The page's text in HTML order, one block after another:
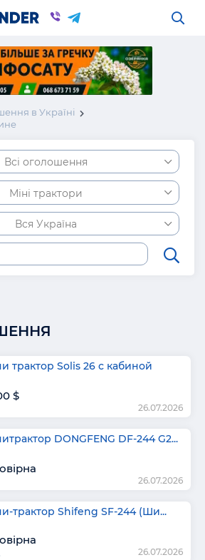
в Україні
Всі оголошення
Міні трактори
Вся Україна
трактор Solis 26 с кабиной
$
26.07.2026
DONGFENG DF-244 G2...
26.07.2026
трактор Shifeng SF-244 (Ши...
26.07.2026